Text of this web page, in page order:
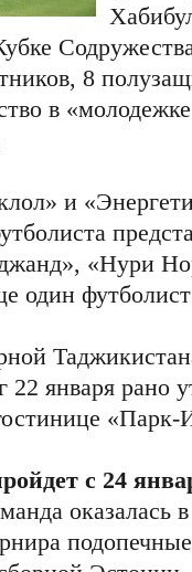
8
в
и
«Нури
22 января рано
с 24
оказалась